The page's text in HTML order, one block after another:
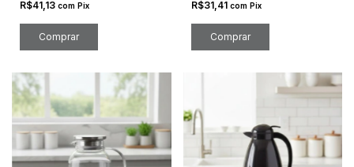
R$41,13 com Pix R$31,41 com Pix